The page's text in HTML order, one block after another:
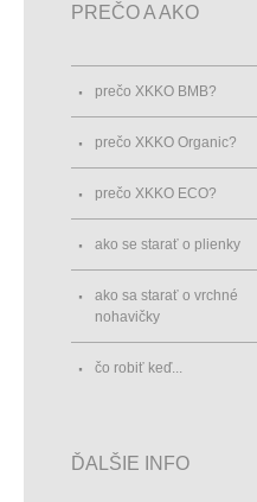
PREČO A AKO
prečo XKKO BMB?
prečo XKKO Organic?
prečo XKKO ECO?
ako se starať o plienky
ako sa starať o vrchné
nohavičky
čo robiť keď...
ĎALŠIE INFO